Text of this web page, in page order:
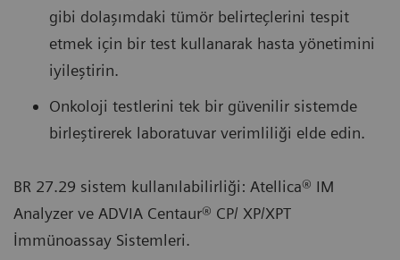
gibi dolaşımdaki tümör belirteçlerini tespit
etmek için bir test kullanarak hasta yönetimini
iyileştirin.
Onkoloji testlerini tek bir güvenilir sistemde
birleştirerek laboratuvar verimliliği elde edin.
BR 27.29 sistem kullanılabilirliği: Atellica® IM
Analyzer ve ADVIA Centaur® CP/ XP/XPT
İmmünoassay Sistemleri.